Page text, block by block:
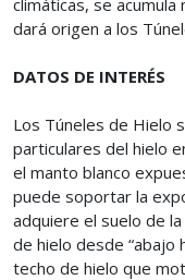
climáticas, se
dará origen a los
DATOS DE INTERÉS
Los Túneles de Hielo
particulares del hielo
el manto blanco
puede soportar la
adquiere el suelo de
de hielo desde “abajo
techo de hielo que